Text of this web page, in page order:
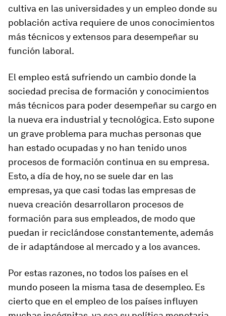
cultiva en las universidades y un empleo donde su
población activa requiere de unos conocimientos
más técnicos y extensos para desempeñar su
función laboral.
El empleo está sufriendo un cambio donde la
sociedad precisa de formación y conocimientos
más técnicos para poder desempeñar su cargo en
la nueva era industrial y tecnológica. Esto supone
un grave problema para muchas personas que
han estado ocupadas y no han tenido unos
procesos de formación continua en su empresa.
Esto, a día de hoy, no se suele dar en las
empresas, ya que casi todas las empresas de
nueva creación desarrollaron procesos de
formación para sus empleados, de modo que
puedan ir reciclándose constantemente, además
de ir adaptándose al mercado y a los avances.
Por estas razones, no todos los países en el
mundo poseen la misma tasa de desempleo. Es
cierto que en el empleo de los países influyen